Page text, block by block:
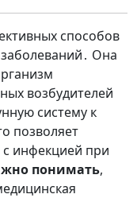
способов
Она
возбудителей
систему к
позволяет
инфекцией при
понимать,